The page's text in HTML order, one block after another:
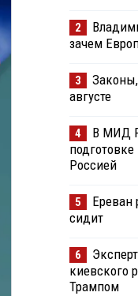
2
зачем
3
августе
4
В МИД
Россией
5
Ереван
сидит
6
киевского
Трампом